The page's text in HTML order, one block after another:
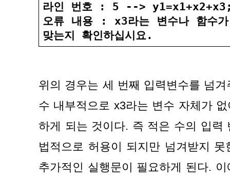
라인 번호 : 5 -->
오류 내용 : x3라는 변수나 함수
맞는지 확인하십시요.
위의 경우는 세 번째 입력변수를 넘
수 내부적으로 x3라는 변수 자체가
하게 되는 것이다. 즉 적은 수의 입력
법적으로 허용이 되지만 넘겨받지
추가적인 실행문이 필요하게 된다.